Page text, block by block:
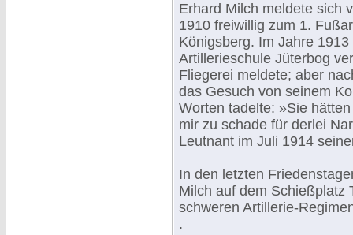
Erhard Milch meldete sich
1910 freiwillig zum 1.
Königsberg. Im Jahre
Artillerieschule Jüterbog
Fliegerei meldete; aber
das Gesuch von seinem
Worten tadelte: »Sie
mir zu schade für derlei
Leutnant im Juli 1914
In den letzten
Milch auf dem Schießplatz
schweren Artillerie-
.